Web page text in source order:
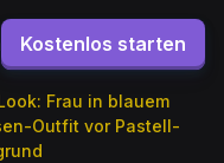
Kostenlos starten
Frau in blauem
Outfit vor Pastell-